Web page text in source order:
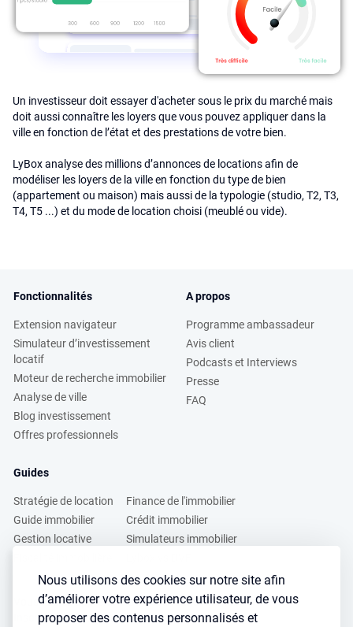
Nous utilisons des cookies sur notre site afin
d’améliorer votre expérience utilisateur, de vous
proposer des contenus personnalisés et
Un investisseur doit essayer d'acheter sous le prix du marché mais
doit aussi connaître les loyers que vous pouvez appliquer dans la
ville en fonction de l’état et des prestations de votre bien.
LyBox analyse des millions d’annonces de locations afin de
modéliser les loyers de la ville en fonction du type de bien
(appartement ou maison) mais aussi de la typologie (studio, T2, T3,
T4, T5 ...) et du mode de location choisi (meublé ou vide).
Fonctionnalités
Extension navigateur
Simulateur d’investissement
locatif
Moteur de recherche immobilier
Analyse de ville
Blog investissement
Offres professionnels
A propos
Programme ambassadeur
Avis client
Podcasts et Interviews
Presse
FAQ
Guides
Stratégie de location
Guide immobilier
Gestion locative
Finance de l'immobilier
Crédit immobilier
Simulateurs immobilier
Vous voulez apprendre à investir dans l’immobilier ?
Inscrivez vous à notre newsletter gratuite :